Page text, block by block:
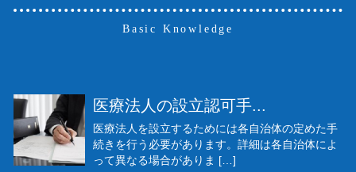
Basic Knowledge
医療法人の設立認可手...
医療法人を設立するためには各自治体の定めた手
続きを行う必要があります。詳細は各自治体によ
って異なる場合がありま […]